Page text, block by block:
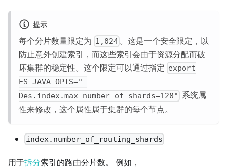
提示
每个分片数量限定为 1,024 。这是一个安全限定，以
防止意外创建索引，而这些索引会由于资源分配而破
坏集群的稳定性。这个限定可以通过指定 export
ES_JAVA_OPTS="-
Des.index.max_number_of_shards=128" 系统属
性来修改，这个属性属于集群的每个节点。
index.number_of_routing_shards
用于拆分索引的路由分片数。 例如，